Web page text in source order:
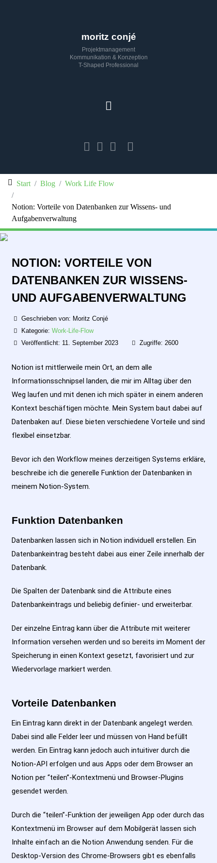
moritz conjé
Projektmanagement
Kommunikation & Konzeption
T-Shaped Professional
Start Blog Work Life Flow
Notion: Vorteile von Datenbanken zur Wissens- und
Aufgabenverwaltung
NOTION: VORTEILE VON
DATENBANKEN ZUR WISSENS-
UND AUFGABENVERWALTUNG
Geschrieben von: Moritz Conjé
Kategorie: Work-Life-Flow
Veröffentlicht: 11. September 2023
Zugriffe: 2600
Notion ist mittlerweile mein Ort, an dem alle
Informationsschnipsel landen, die mir im Alltag über den
Weg laufen und mit denen ich mich später in einem anderen
Kontext beschäftigen möchte. Mein System baut dabei auf
Datenbaken auf. Diese bieten verschiedene Vorteile und sind
flexibel einsetzbar.
Bevor ich den Workflow meines derzeitigen Systems erkläre,
beschreibe ich die generelle Funktion der Datenbanken in
meinem Notion-System.
Funktion Datenbanken
Datenbanken lassen sich in Notion individuell erstellen. Ein
Datenbankeintrag besteht dabei aus einer Zeile innerhalb der
Datenbank.
Die Spalten der Datenbank sind die Attribute eines
Datenbankeintrags und beliebig definier- und erweiterbar.
Der einzelne Eintrag kann über die Attribute mit weiterer
Information versehen werden und so bereits im Moment der
Speicherung in einen Kontext gesetzt, favorisiert und zur
Wiedervorlage markiert werden.
Vorteile Datenbanken
Ein Eintrag kann direkt in der Datenbank angelegt werden.
Dabei sind alle Felder leer und müssen von Hand befüllt
werden. Ein Eintrag kann jedoch auch intuitiver durch die
Notion-API erfolgen und aus Apps oder dem Browser an
Notion per “teilen”-Kontextmenü und Browser-Plugins
gesendet werden.
Durch die “teilen”-Funktion der jeweiligen App oder durch das
Kontextmenü im Browser auf dem Mobilgerät lassen sich
Inhalte einfach an die Notion Anwendung senden. Für die
Desktop-Version des Chrome-Browsers gibt es ebenfalls